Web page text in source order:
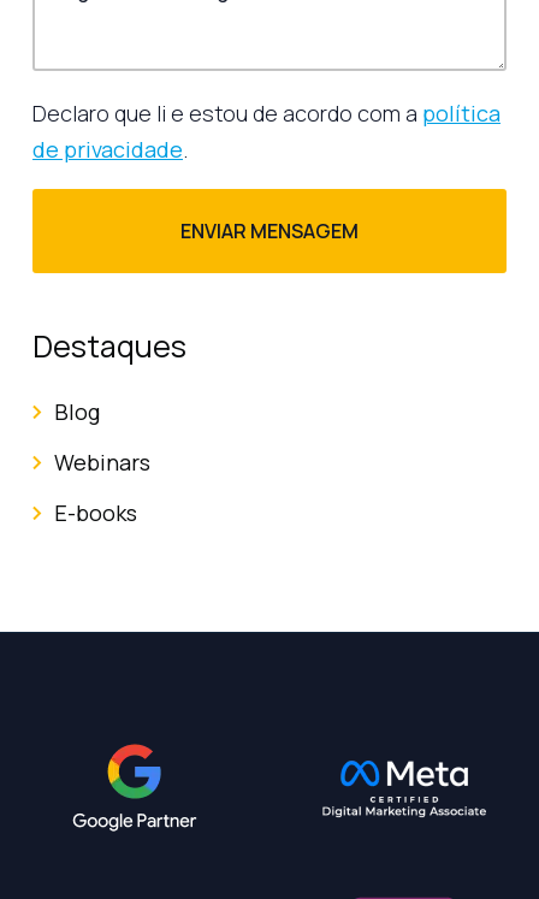
Declaro que li e estou de acordo com a política
de privacidade.
Destaques
Blog
Webinars
E-books